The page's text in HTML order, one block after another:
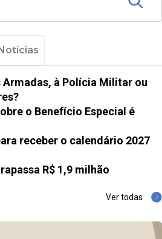
Armadas, à Polícia Militar ou
o Benefício Especial é
receber o calendário 2027
R$ 1,9 milhão
Ver todas